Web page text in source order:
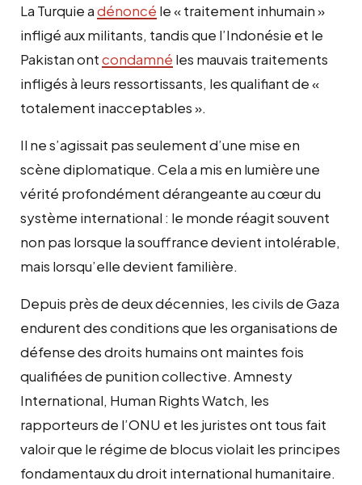
La Turquie adénoncé le « traitement inhumain »
infligé aux militants, tandis que l’Indonésie et le
Pakistan ontcondamné les mauvais traitements
infligés à leurs ressortissants, les qualifiant de «
totalement inacceptables ».
Il ne s’agissait pas seulement d’une mise en
scène diplomatique. Cela a mis en lumière une
vérité profondément dérangeante au cœur du
système international : le monde réagit souvent
non pas lorsque la souffrance devient intolérable,
mais lorsqu’elle devient familière.
Depuis près de deux décennies, les civils de Gaza
endurent des conditions que les organisations de
défense des droits humains ont maintes fois
qualifiées de punition collective. Amnesty
International, Human Rights Watch, les
rapporteurs de l’ONU et les juristes ont tous fait
valoir que le régime de blocus violait les principes
fondamentaux du droit international humanitaire.